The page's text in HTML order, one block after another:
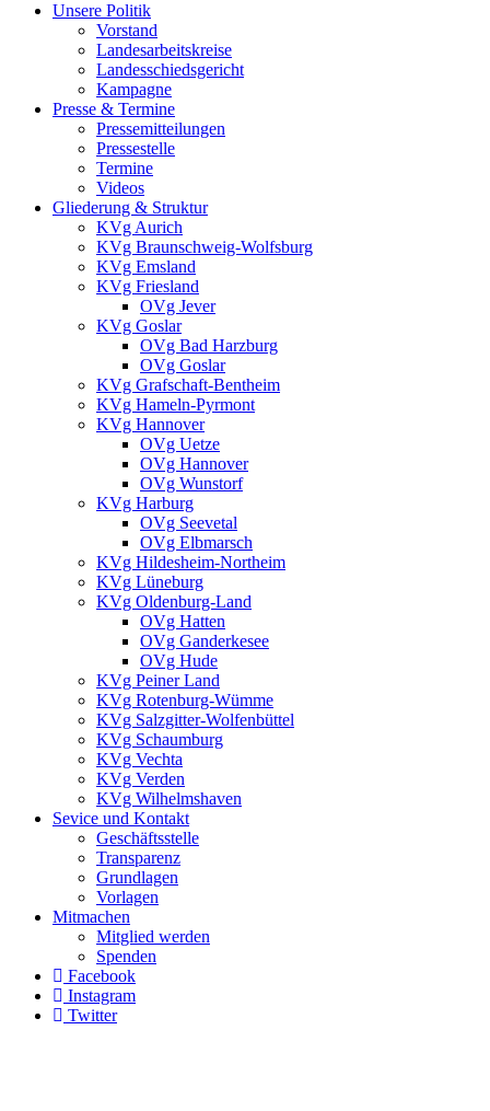
Unsere Politik
Vorstand
Landesarbeitskreise
Landesschiedsgericht
Kampagne
Presse & Termine
Pressemitteilungen
Pressestelle
Termine
Videos
Gliederung & Struktur
KVg Aurich
KVg Braunschweig-Wolfsburg
KVg Emsland
KVg Friesland
OVg Jever
KVg Goslar
OVg Bad Harzburg
OVg Goslar
KVg Grafschaft-Bentheim
KVg Hameln-Pyrmont
KVg Hannover
OVg Uetze
OVg Hannover
OVg Wunstorf
KVg Harburg
OVg Seevetal
OVg Elbmarsch
KVg Hildesheim-Northeim
KVg Lüneburg
KVg Oldenburg-Land
OVg Hatten
OVg Ganderkesee
OVg Hude
KVg Peiner Land
KVg Rotenburg-Wümme
KVg Salzgitter-Wolfenbüttel
KVg Schaumburg
KVg Vechta
KVg Verden
KVg Wilhelmshaven
Sevice und Kontakt
Geschäftsstelle
Transparenz
Grundlagen
Vorlagen
Mitmachen
Mitglied werden
Spenden
Facebook
Instagram
Twitter